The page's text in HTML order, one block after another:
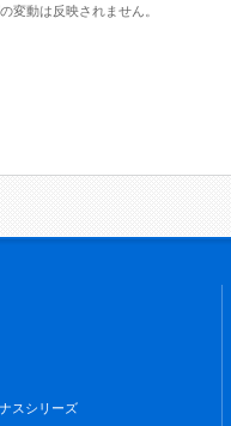
変動は反映されません。
スシリーズ